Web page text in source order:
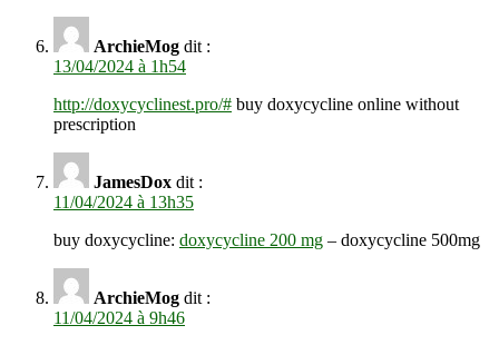
ArchieMog dit :
13/04/2024 à 1h54
http://doxycyclinest.pro/# buy doxycycline online without
prescription
JamesDox dit :
11/04/2024 à 13h35
buy doxycycline: doxycycline 200 mg – doxycycline 500mg
ArchieMog dit :
11/04/2024 à 9h46